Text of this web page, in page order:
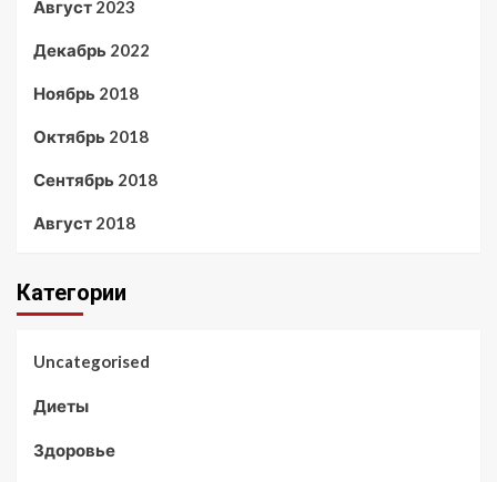
Август 2023
Декабрь 2022
Ноябрь 2018
Октябрь 2018
Сентябрь 2018
Август 2018
Категории
Uncategorised
Диеты
Здоровье